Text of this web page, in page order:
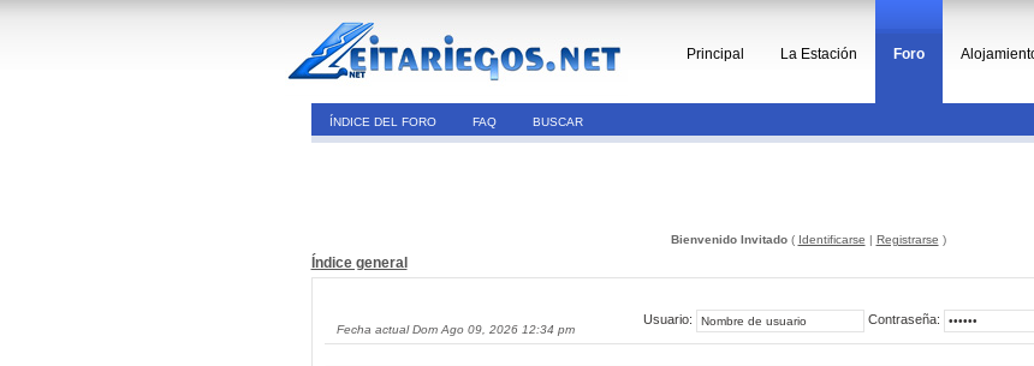
Principal La Estación Foro
ÍNDICE DEL FORO FAQ BUSCAR
Bienvenido Invitado( Identificarse | Registrarse )
Índice general
Fecha actual Dom Ago 09, 2026 12:34 pm
Usuario: Contraseña: